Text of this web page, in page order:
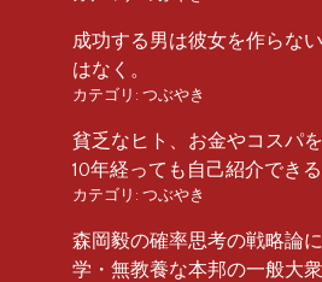
成功する男は彼女を作らな
はなく。
カテゴリ: つぶやき
貧乏なヒト、お金やコスパ
10年経っても自己紹介でき
カテゴリ: つぶやき
森岡毅の確率思考の戦略論
学・無教養な本邦の一般大衆